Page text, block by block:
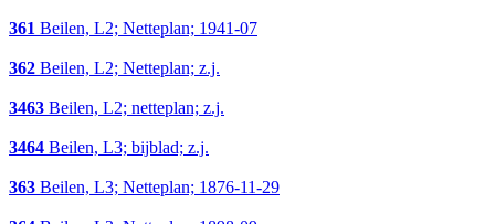
361 Beilen, L2; Netteplan; 1941-07
362 Beilen, L2; Netteplan; z.j.
3463 Beilen, L2; netteplan; z.j.
3464 Beilen, L3; bijblad; z.j.
363 Beilen, L3; Netteplan; 1876-11-29